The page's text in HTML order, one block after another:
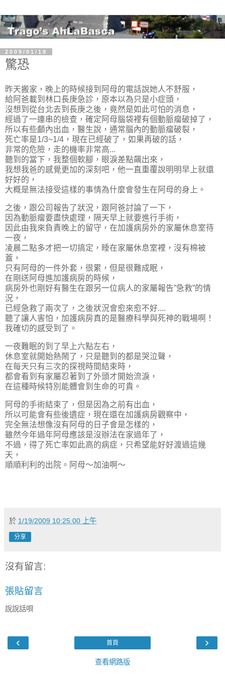
2009/01/19
驚恐
昨天搬家，晚上的時候接到阿母的電話說她人不舒服，
給阿爸載到林口長庚急診，原本以為只是小症頭，
沒想到從台北去到長庚之後，竟然是如此可怕的消息，
經過了一連串的檢查，確定阿母腦袋裡有個動脈瘤破掉了，
所以有些顱內出血，醫生說，通常腦內的動脈瘤破裂，
死亡率是1/3~1/4，現在已經破了，如果再破的話，
非常的危險，走的機率非常高...
聽到的當下，我整個軟腳，眼淚差點飆出來，
我想我爸的感覺更加的深刻吧，他一直重覆說明明早上就還
好好的，
大概是無法接受這樣的事情為什麼會發生在阿母的身上。
之後，跟公司報告了狀況，跟阿爸討論了一下，
因為動脈瘤要盡快處理，隔天早上就要進行手術，
因此由我來負責晚上的留守，在加護病房外的家屬休息室待
一夜，
凌晨二點多才把一切搞定，睡在家屬休息室裡，沒有棉被
蓋，
只有阿母的一件外套，很累，但是很難成眠，
在剛送阿母進加護病房的時候，
病房外也剛好有醫生在跟另一位病人的家屬報告”急救”的情
況，
已經急救了兩次了，之後狀況會愈來愈不好....
聽了讓人害怕，加護病房真的是醫療科學與死神的戰場啊！
我確切的感受到了。
一夜難眠的到了早上六點左右，
休息室就開始熱鬧了，只是聽到的都是哭泣聲，
在每天只有三次的探視時間結束時，
都會看到有家屬忍著到了外頭才開始流淚，
在這種時候特別能體會到生命的可貴。
阿母的手術結束了，但是因為之前有出血，
所以可能會有些後遺症，現在還在加護病房觀察中，
完全無法想像沒有阿母的日子會是怎樣的，
雖然今年過年阿母應該是沒辦法在家過年了，
不過，得了死亡率如此高的病症，只希望能好好渡過這幾
天，
順順利利的出院。阿母～加油啊～
於 1/19/2009 10:25:00 上午
分享
沒有留言:
張貼留言
說說話唄
‹ ›
首頁
查看網路版